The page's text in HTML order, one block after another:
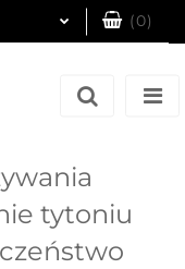
(0)
tytoniu